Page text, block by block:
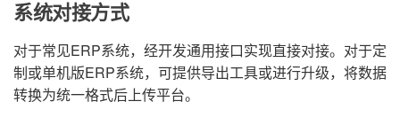
系统对接方式
对于常见ERP系统，经开发通用接口实现直接对接。对于定
制或单机版ERP系统，可提供导出工具或进行升级，将数据
转换为统一格式后上传平台。